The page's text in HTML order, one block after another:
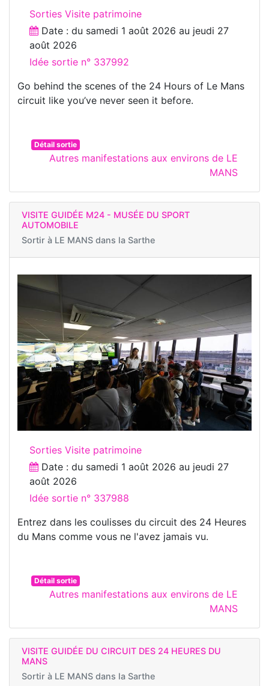
Sorties Visite patrimoine
Date : du samedi 1 août 2026 au jeudi 27
août 2026
Idée sortie n° 337992
Go behind the scenes of the 24 Hours of Le Mans
circuit like you’ve never seen it before.
Détail sortie
Autres manifestations aux environs de LE
MANS
VISITE GUIDÉE M24 - MUSÉE DU SPORT
AUTOMOBILE
Sortir à LE MANS dans la Sarthe
Sorties Visite patrimoine
Date : du samedi 1 août 2026 au jeudi 27
août 2026
Idée sortie n° 337988
Entrez dans les coulisses du circuit des 24 Heures
du Mans comme vous ne l'avez jamais vu.
Détail sortie
Autres manifestations aux environs de LE
MANS
VISITE GUIDÉE DU CIRCUIT DES 24 HEURES DU
MANS
Sortir à LE MANS dans la Sarthe